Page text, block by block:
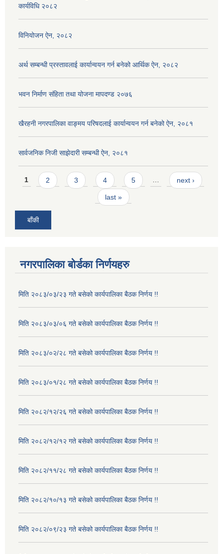
कार्यविधि २०८२
विनियोजन ऐन, २०८२
अर्थ सम्बन्धी प्रस्तावलाई कार्यान्वयन गर्न बनेको आर्थिक ऐन, २०८२
भवन निर्माण संहिता तथा योजना मापदण्ड २०७६
खैरहनी नगरपालिका वाङ्मय परिषदलाई कार्यान्वयन गर्न बनेको ऐन, २०८१
सार्वजनिक निजी साझेदारी सम्बन्धी ऐन, २०८१
Pages
1 2 3 4 5 … next ›
last »
बाँकी
नगरपालिका बोर्डका निर्णयहरु
मिति २०८३/०३/२३ गते बसेको कार्यपालिका बैठक निर्णय !!
मिति २०८३/०३/०६ गते बसेको कार्यपालिका बैठक निर्णय !!
मिति २०८३/०२/२८ गते बसेको कार्यपालिका बैठक निर्णय !!
मिति २०८३/०१/२८ गते बसेको कार्यपालिका बैठक निर्णय !!
मिति २०८२/१२/२६ गते बसेको कार्यपालिका बैठक निर्णय !!
मिति २०८२/१२/१२ गते बसेको कार्यपालिका बैठक निर्णय !!
मिति २०८२/११/२८ गते बसेको कार्यपालिका बैठक निर्णय !!
मिति २०८२/१०/१३ गते बसेको कार्यपालिका बैठक निर्णय !!
मिति २०८२/०९/२३ गते बसेको कार्यपालिका बैठक निर्णय !!